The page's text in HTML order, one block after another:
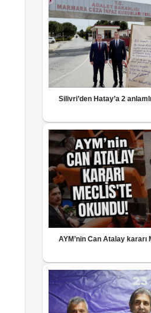
Silivri’den Hatay’a 2
AYM’nin Can Atalay kararı